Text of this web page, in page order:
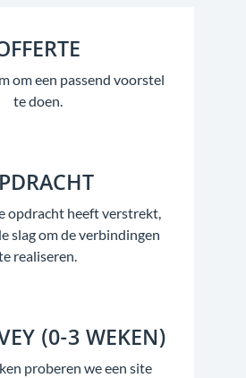
om een passend voorstel
te doen.
opdracht heeft verstrekt,
slag om de verbindingen
realiseren.
(0-3 WEKEN)
proberen we een site